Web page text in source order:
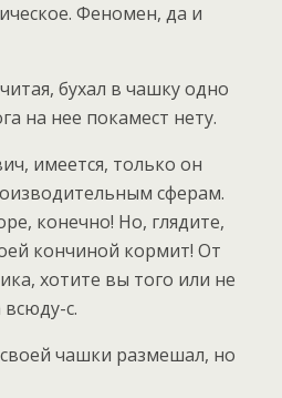
Феномен, да и
бухал в чашку одно
на нее покамест нету.
имеется, только он
сферам.
конечно! Но, глядите,
кончиной кормит! От
хотите вы того или не
с.
чашки размешал, но